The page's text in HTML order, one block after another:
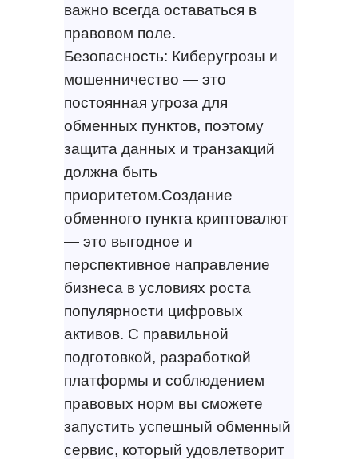
важно всегда оставаться в
правовом поле.
Безопасность: Киберугрозы и
мошенничество — это
постоянная угроза для
обменных пунктов, поэтому
защита данных и транзакций
должна быть
приоритетом.Создание
обменного пункта криптовалют
— это выгодное и
перспективное направление
бизнеса в условиях роста
популярности цифровых
активов. С правильной
подготовкой, разработкой
платформы и соблюдением
правовых норм вы сможете
запустить успешный обменный
сервис, который удовлетворит